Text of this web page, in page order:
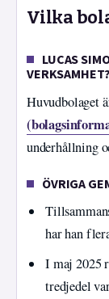
Vilka
LUCAS
VERKSAMHET?
Huvudbolaget
underhållning
ÖVRIGA
har han
I maj 2025
tredjedel